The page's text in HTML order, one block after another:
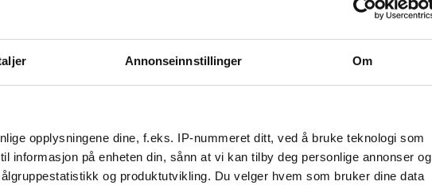
Annonseinnstillinger Om
opplysningene dine, f.eks. IP-nummeret ditt, ved å bruke teknologi som
informasjon på enheten din, sånn at vi kan tilby deg personlige annonser og
og produktutvikling. Du velger hvem som bruker dine data
og reallønnsvekst. Den
som å kjøpe ny bil eller
Bank har varslet at renta